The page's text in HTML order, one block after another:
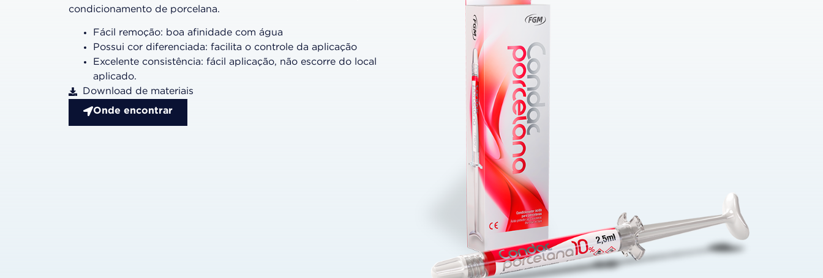
condicionamento de porcelana.
Fácil remoção: boa afinidade com água
Possui cor diferenciada: facilita o controle da aplicação
Excelente consistência: fácil aplicação, não escorre do local
aplicado.
Download de materiais
Onde encontrar